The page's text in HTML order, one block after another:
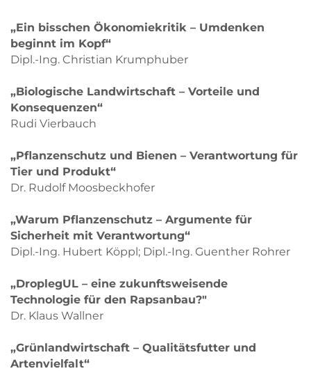
„Ein bisschen Ökonomiekritik – Umdenken
beginnt im Kopf“
Dipl.-Ing. Christian Krumphuber
„Biologische Landwirtschaft – Vorteile und
Konsequenzen“
Rudi Vierbauch
„Pflanzenschutz und Bienen – Verantwortung für
Tier und Produkt“
Dr. Rudolf Moosbeckhofer
„Warum Pflanzenschutz – Argumente für
Sicherheit mit Verantwortung“
Dipl.-Ing. Hubert Köppl; Dipl.-Ing. Guenther Rohrer
„DroplegUL – eine zukunftsweisende
Technologie für den Rapsanbau?"
Dr. Klaus Wallner
„Grünlandwirtschaft – Qualitätsfutter und
Artenvielfalt“